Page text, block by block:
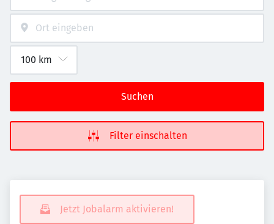
Suchen
Filter einschalten
Jetzt Jobalarm aktivieren!